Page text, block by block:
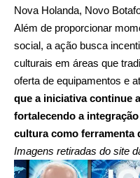
Nova Holanda, Novo
Além de proporcionar
social, a ação busca
culturais em áreas que
oferta de equipamentos e
que a iniciativa continue
fortalecendo a
cultura como ferramenta
Imagens retiradas do site